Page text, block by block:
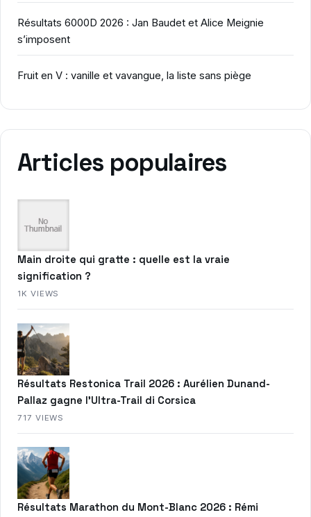
Résultats 6000D 2026 : Jan Baudet et Alice Meignie
s’imposent
Fruit en V : vanille et vavangue, la liste sans piège
Articles populaires
Main droite qui gratte : quelle est la vraie
signification ?
1K VIEWS
Résultats Restonica Trail 2026 : Aurélien Dunand-
Pallaz gagne l’Ultra-Trail di Corsica
717 VIEWS
Résultats Marathon du Mont-Blanc 2026 : Rémi